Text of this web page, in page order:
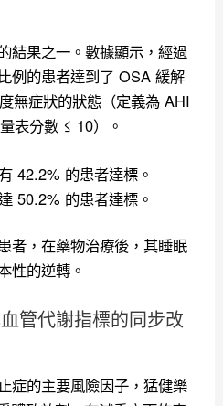
結果之一。數據顯示，經過
例的患者達到了 OSA 緩解
無症狀的狀態（定義為 AHI
表分數 ≤ 10）。
42.2% 的患者達標。
50.2% 的患者達標。
者，在藥物治療後，其睡眠
性的逆轉。
管代謝指標的同步改
症的主要風險因子，猛健樂